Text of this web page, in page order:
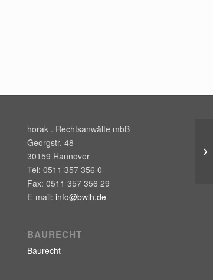
horak . Rechtsanwälte mbB
Georgstr. 48
30159 Hannover
Tel: 0511 357 356 0
Fax: 0511 357 356 29
E-mail: info@bwlh.de
BAURECHT
Baurecht